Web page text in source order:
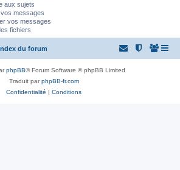
aux sujets
messages
vos messages
fichiers
du forum
phpBB® Forum Software © phpBB Limited
Traduit parphpBB-fr.com
Confidentialité | Conditions